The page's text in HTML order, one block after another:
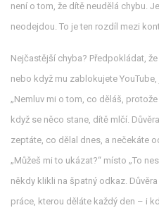
není o tom, že dítě neudělá chybu.
neodejdou. To je ten rozdíl mezi
Nejčastější chyba? Předpokládat,
nebo když mu zablokujete
„Nemluv mi o tom, co děláš,
když se něco stane, dítě mlčí.
zeptáte, co dělal dnes, a nečekáte
„Můžeš mi to ukázat?“ místo „To
někdy klikli na špatný odkaz.
práce, kterou děláte každý den – i